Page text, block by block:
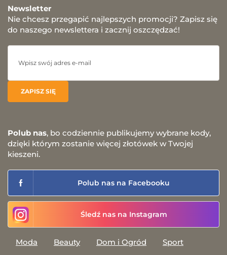
Newsletter
Nie chcesz przegapić najlepszych promocji? Zapisz się
do naszego newslettera i zacznij oszczędzać!
Polub nas, bo codziennie publikujemy wybrane kody,
dzięki którym zostanie więcej złotówek w Twojej
kieszeni.
Polub nas na Facebooku
Śledź nas na Instagram
Moda Beauty Dom i Ogród
Sport